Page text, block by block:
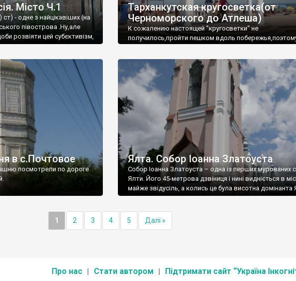
Місто Ч.1
- одне з найцікавіших (на
півострова .Ну,але
розвіяти цей субєктивізм,
Тарханкутская кругосветка(от
Черноморского до Атлеша)
К сожалению настоящей "кругосветки" не
получилось,пройти пешком вдоль
в с.Почтовое
посмотрели по дороге
Ялта. Собор Іоанна Златоуста
Собор Іоанна Златоуста – одна із перших мурованих
Ялти. Його 45-метрова дзвіниця і нині видніється в
майже звідусіль, а колись це була висотна домінанта
1 2 3 4 5 Далі »
Про нас Стати автором Підтримати сайт “Україна